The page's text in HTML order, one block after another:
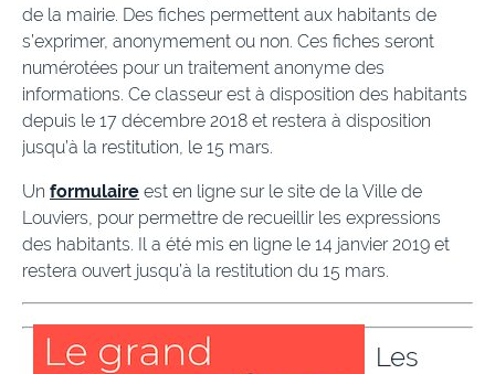
de la mairie. Des fiches permettent aux habitants de
s’exprimer, anonymement ou non. Ces fiches seront
numérotées pour un traitement anonyme des
informations. Ce classeur est à disposition des habitants
depuis le 17 décembre 2018 et restera à disposition
jusqu’à la restitution, le 15 mars.
Un formulaire est en ligne sur le site de la Ville de
Louviers, pour permettre de recueillir les expressions
des habitants. Il a été mis en ligne le 14 janvier 2019 et
restera ouvert jusqu’à la restitution du 15 mars.
Les